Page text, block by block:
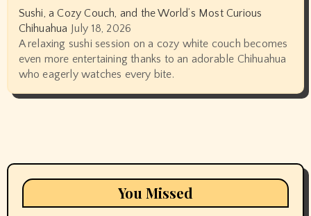
Sushi, a Cozy Couch, and the World’s Most Curious
Chihuahua July 18, 2026
A relaxing sushi session on a cozy white couch becomes
even more entertaining thanks to an adorable Chihuahua
who eagerly watches every bite.
You Missed